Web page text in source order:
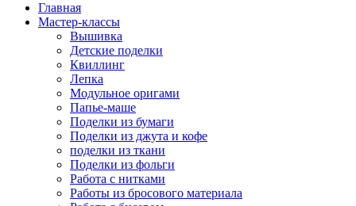
Главная
Мастер-классы
Вышивка
Детские поделки
Квиллинг
Лепка
Модульное оригами
Папье-маше
Поделки из бумаги
Поделки из джута и кофе
поделки из ткани
Поделки из фольги
Работа с нитками
Работы из бросового материала